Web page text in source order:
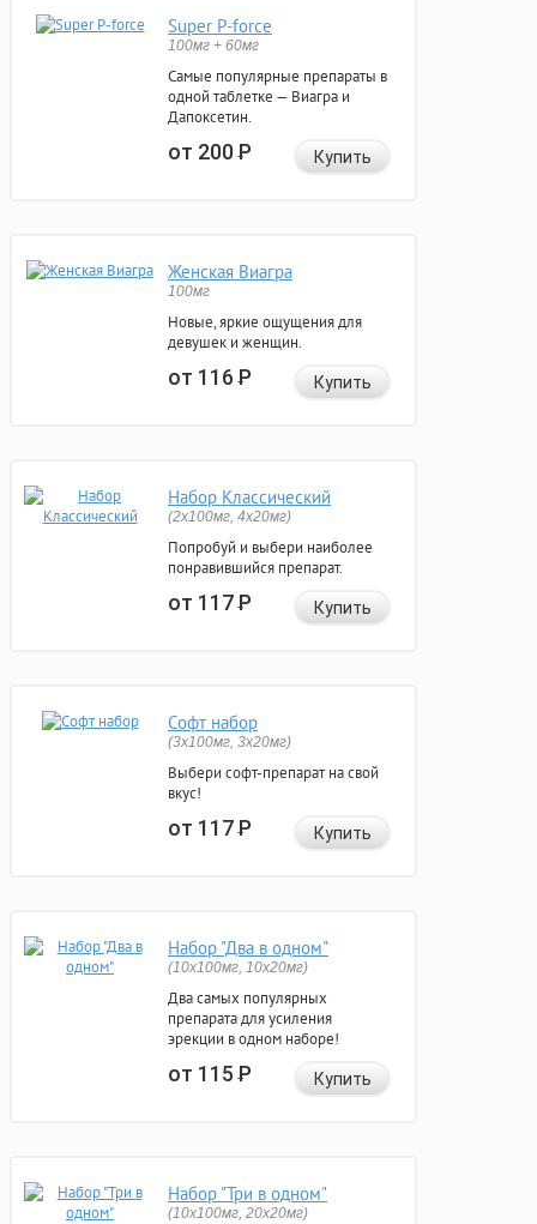
Super P-force
100мг + 60мг
Самые популярные препараты в
одной таблетке — Виагра и
Дапоксетин.
от 200Р Купить
Женская Виагра
100мг
Новые, яркие ощущения для
девушек и женщин.
от 116Р Купить
Набор Классический
(2x100мг, 4x20мг)
Попробуй и выбери наиболее
понравившийся препарат.
от 117Р Купить
Софт набор
(3x100мг, 3x20мг)
Выбери софт-препарат на свой
вкус!
от 117Р Купить
Набор "Два в одном"
(10x100мг, 10x20мг)
Два самых популярных
препарата для усиления
эрекции в одном наборе!
от 115Р Купить
Набор "Три в одном"
(10x100мг, 20x20мг)